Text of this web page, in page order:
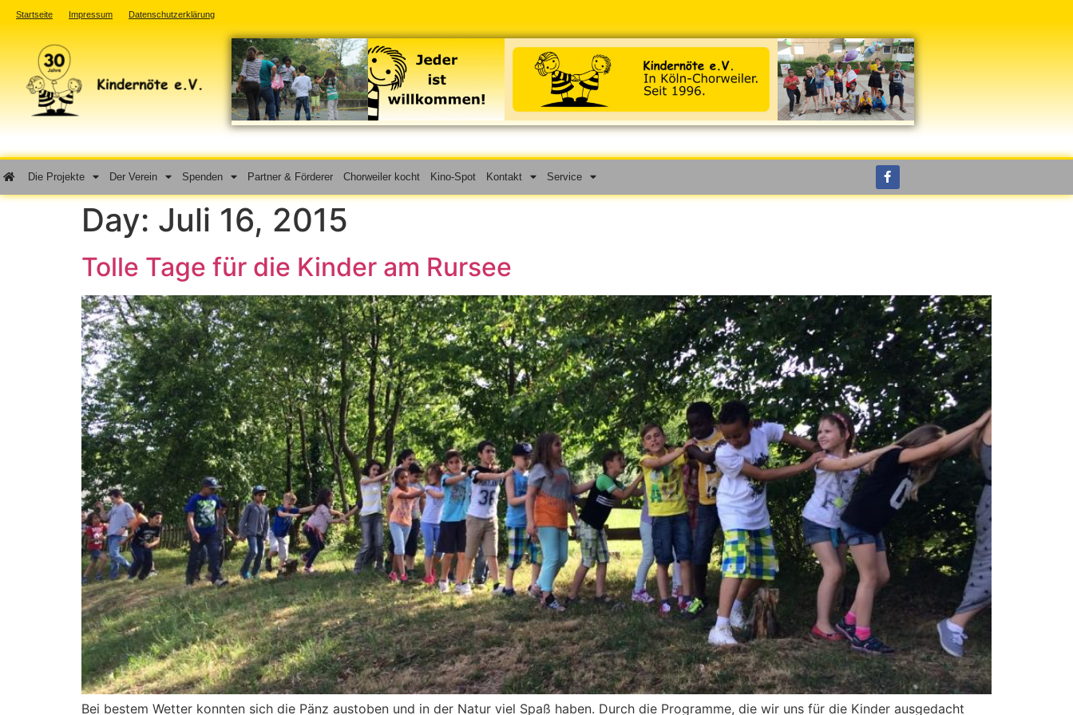
Startseite Impressum Datenschutzerklärung
Die Projekte Der Verein Spenden Partner & Förderer Chorweiler kocht Kino-Spot Kontakt Service
Day: Juli 16, 2015
Tolle Tage für die Kinder am Rursee
Bei bestem Wetter konnten sich die Pänz austoben und in der Natur viel Spaß haben. Durch die Programme, die wir uns für die Kinder ausgedacht